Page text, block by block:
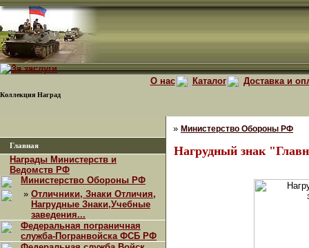
Коллекция Наград
О нас Каталог Доставка и
Главная
Награды Министерств и
Ведомств РФ
Министерство Обороны РФ
» Отличники, Знаки Отличия,
Нагрудные Знаки,Учебные
заведения...
Федеральная пограничная
служба-Погранвойска ФСБ РФ
» Министерство Обороны РФ
Нагрудный знак